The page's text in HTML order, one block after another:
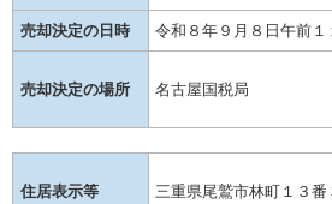
売却決定の日時 令和８年９月８日午前１
売却決定の場所 名古屋国税局
住居表示等 三重県尾鷲市林町１３番